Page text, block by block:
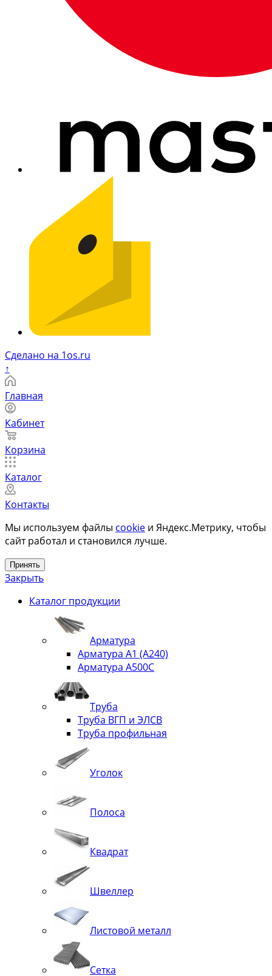
Сделано на 1os.ru
↑
Главная
Кабинет
Корзина
Каталог
Контакты
Мы используем файлы cookie и Яндекс.Метрику, чтобы
сайт работал и становился лучше.
Принять
Закрыть
Каталог продукции
Арматура
Арматура А1 (А240)
Арматура А500С
Труба
Труба ВГП и ЭЛСВ
Труба профильная
Уголок
Полоса
Квадрат
Швеллер
Листовой металл
Сетка